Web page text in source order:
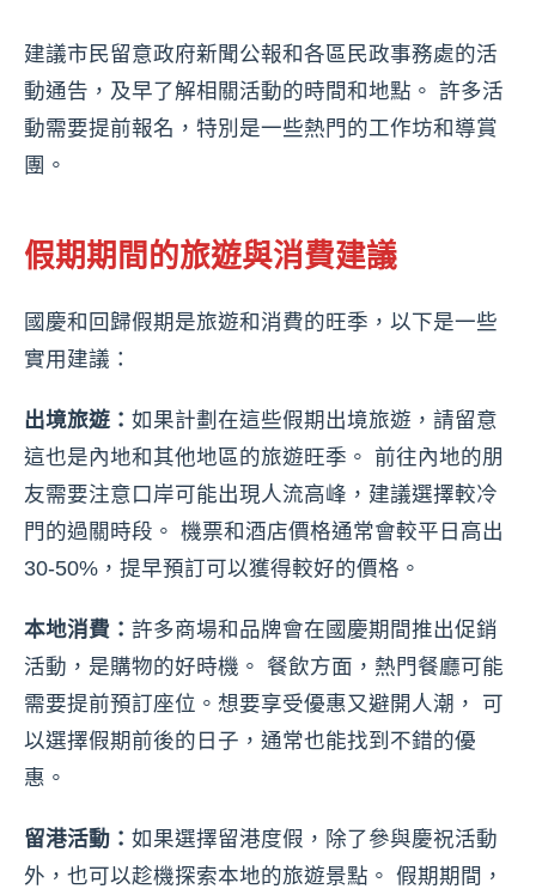
建議市民留意政府新聞公報和各區民政事務處的活
動通告，及早了解相關活動的時間和地點。 許多活
動需要提前報名，特別是一些熱門的工作坊和導賞
團。
假期期間的旅遊與消費建議
國慶和回歸假期是旅遊和消費的旺季，以下是一些
實用建議：
出境旅遊： 如果計劃在這些假期出境旅遊，請留意
這也是內地和其他地區的旅遊旺季。 前往內地的朋
友需要注意口岸可能出現人流高峰，建議選擇較冷
門的過關時段。 機票和酒店價格通常會較平日高出
30-50%，提早預訂可以獲得較好的價格。
本地消費： 許多商場和品牌會在國慶期間推出促銷
活動，是購物的好時機。 餐飲方面，熱門餐廳可能
需要提前預訂座位。想要享受優惠又避開人潮， 可
以選擇假期前後的日子，通常也能找到不錯的優
惠。
留港活動： 如果選擇留港度假，除了參與慶祝活動
外，也可以趁機探索本地的旅遊景點。 假期期間，